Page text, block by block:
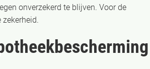
onverzekerd te blijven. Voor de